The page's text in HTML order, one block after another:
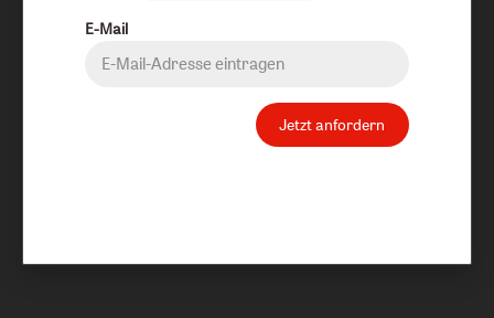
E-Mail
Jetzt anfordern